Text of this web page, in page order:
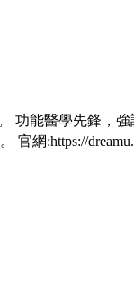
功能醫學先鋒，
網:https://